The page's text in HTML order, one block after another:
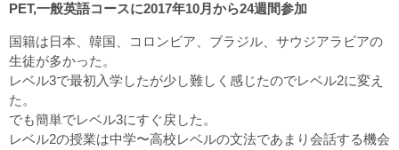
PET,一般英語コースに2017年10月から24週間参加
国籍は日本、韓国、コロンビア、ブラジル、サウジアラビアの
生徒が多かった。
レベル3で最初入学したが少し難しく感じたのでレベル2に変え
た。
でも簡単でレベル3にすぐ戻した。
レベル2の授業は中学〜高校レベルの文法であまり会話する機会